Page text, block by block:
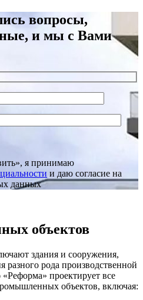
вопросы,
и мы с Вами
я принимаю
и даю согласие на
данных
объектов
здания и сооружения,
разного рода производственной
проектирует все
объектов, включая: